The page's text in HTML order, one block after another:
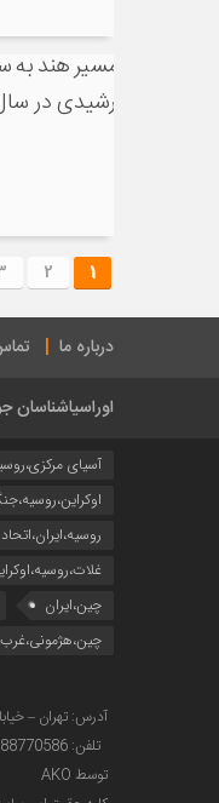
1
2
درباره ما
اوراسیاشناسان
آسیای
روسیه،ایران،اتحاد
چین،ایران
چین،هژمونی،غرب
تلفن: 88770586-021 88792496-021 | پست الکترونیک سردبیر ایراس : sardabir@iras.ir |
توسط AKO